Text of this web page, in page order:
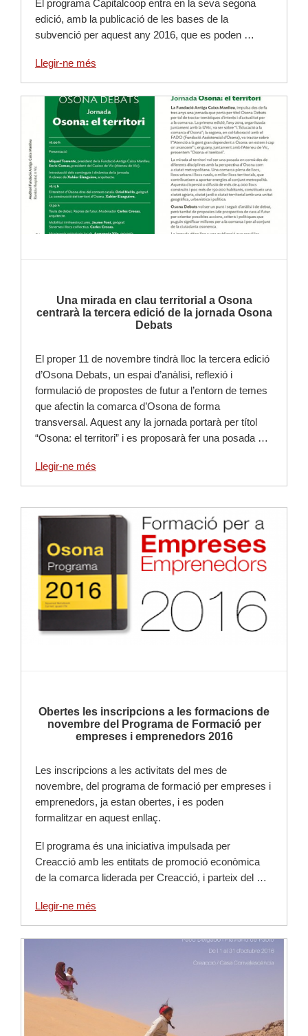
El programa Capitalcoop entra en la seva segona
edició, amb la publicació de les bases de la
subvenció per aquest any 2016, que es poden …
Llegir-ne més
Llegir-ne més
Una mirada en clau territorial a Osona
centrarà la tercera edició de la jornada Osona
Debats
El proper 11 de novembre tindrà lloc la tercera edició
d’Osona Debats, un espai d’anàlisi, reflexió i
formulació de propostes de futur a l’entorn de temes
que afectin la comarca d’Osona de forma
transversal. Aquest any la jornada portarà per títol
“Osona: el territori” i es proposarà fer una posada …
Llegir-ne més
Llegir-ne més
Obertes les inscripcions a les formacions de
novembre del Programa de Formació per
empreses i emprenedors 2016
Les inscripcions a les activitats del mes de
novembre, del programa de formació per empreses i
emprenedors, ja estan obertes, i es poden
formalitzar en aquest enllaç.
El programa és una iniciativa impulsada per
Creacció amb les entitats de promoció econòmica
de la comarca liderada per Creacció, i parteix del …
Llegir-ne més